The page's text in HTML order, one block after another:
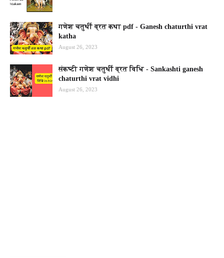
गणेश चतुर्थी व्रत कथा pdf - Ganesh chaturthi vrat
katha
August 26, 2023
संकष्टी गणेश चतुर्थी व्रत विधि - Sankashti ganesh
chaturthi vrat vidhi
August 26, 2023